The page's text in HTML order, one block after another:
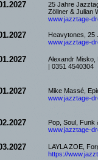
25 Jahre
Zöllner & Julian
www.jazztage-
Heavytones, 25
www.jazztage-
Alexandr Misko,
| 0351 4540304
Mike Massé,
www.jazztage-
Pop, Soul, Funk
www.jazztage-
LAYLA ZOE,
https://